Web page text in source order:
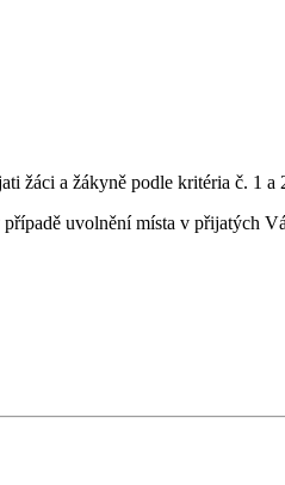
a žákyně podle kritéria č. 1
uvolnění místa v přijatých